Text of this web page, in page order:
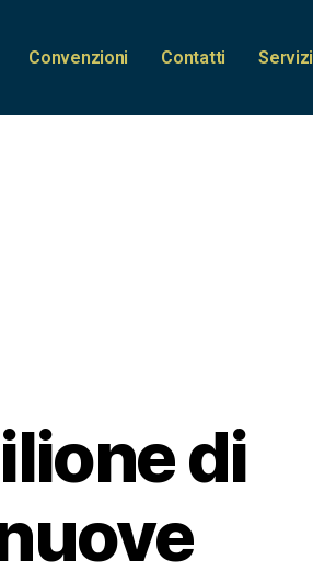
Convenzioni Contatti Servizi
di